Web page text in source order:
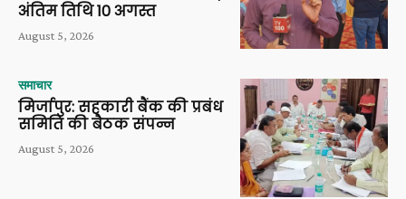
अंतिम तिथि 10 अगस्त
August 5, 2026
समाचार
मिर्जापुर: सहकारी बैंक की प्रबंध
समिति की बैठक संपन्न
August 5, 2026